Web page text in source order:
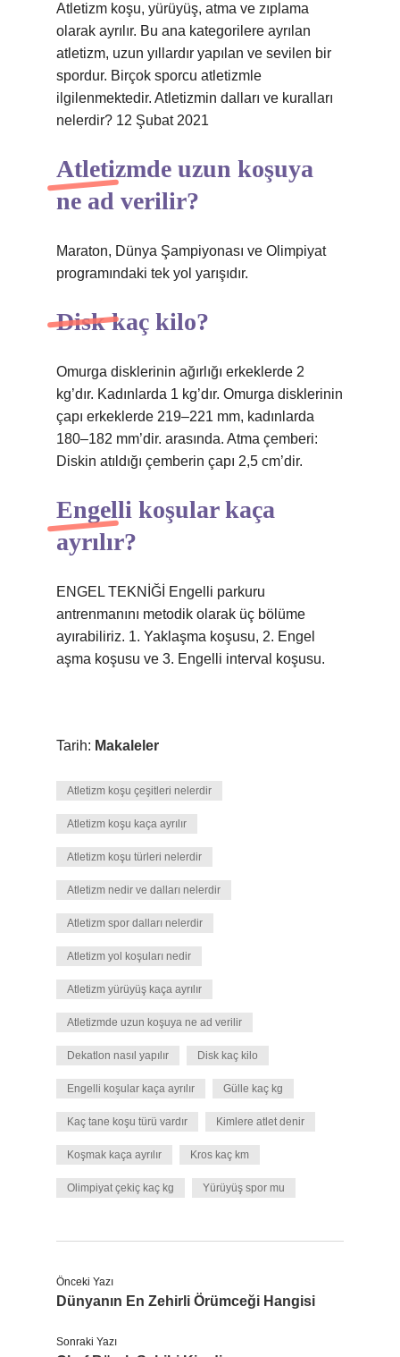
Atletizm koşu, yürüyüş, atma ve zıplama
olarak ayrılır. Bu ana kategorilere ayrılan
atletizm, uzun yıllardır yapılan ve sevilen bir
spordur. Birçok sporcu atletizmle
ilgilenmektedir. Atletizmin dalları ve kuralları
nelerdir? 12 Şubat 2021
Atletizmde uzun koşuya
ne ad verilir?
Maraton, Dünya Şampiyonası ve Olimpiyat
programındaki tek yol yarışıdır.
Disk kaç kilo?
Omurga disklerinin ağırlığı erkeklerde 2
kg’dır. Kadınlarda 1 kg’dır. Omurga disklerinin
çapı erkeklerde 219–221 mm, kadınlarda
180–182 mm’dir. arasında. Atma çemberi:
Diskin atıldığı çemberin çapı 2,5 cm’dir.
Engelli koşular kaça
ayrılır?
ENGEL TEKNİĞİ Engelli parkuru
antrenmanını metodik olarak üç bölüme
ayırabiliriz. 1. Yaklaşma koşusu, 2. Engel
aşma koşusu ve 3. Engelli interval koşusu.
Tarih: Makaleler
Atletizm koşu çeşitleri nelerdir
Atletizm koşu kaça ayrılır
Atletizm koşu türleri nelerdir
Atletizm nedir ve dalları nelerdir
Atletizm spor dalları nelerdir
Atletizm yol koşuları nedir
Atletizm yürüyüş kaça ayrılır
Atletizmde uzun koşuya ne ad verilir
Dekatlon nasıl yapılır Disk kaç kilo
Engelli koşular kaça ayrılır Gülle kaç kg
Kaç tane koşu türü vardır Kimlere atlet denir
Koşmak kaça ayrılır Kros kaç km
Olimpiyat çekiç kaç kg Yürüyüş spor mu
Önceki Yazı
Dünyanın En Zehirli Örümceği Hangisi
Sonraki Yazı